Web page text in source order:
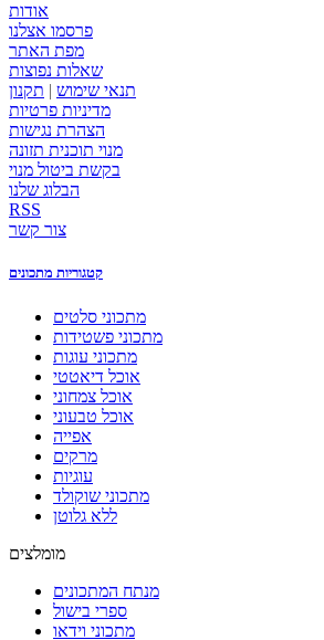
אודות
פרסמו אצלנו
מפת האתר
שאלות נפוצות
תנאי שימוש | תקנון
מדיניות פרטיות
הצהרת נגישות
מנוי תוכנית תזונה
בקשת ביטול מנוי
הבלוג שלנו
RSS
צור קשר
קטגוריות מתכונים
מתכוני סלטים
מתכוני פשטידות
מתכוני עוגות
אוכל דיאטטי
אוכל צמחוני
אוכל טבעוני
אפייה
מרקים
עוגיות
מתכוני שוקולד
ללא גלוטן
מומלצים
מנתח המתכונים
ספרי בישול
מתכוני וידאו